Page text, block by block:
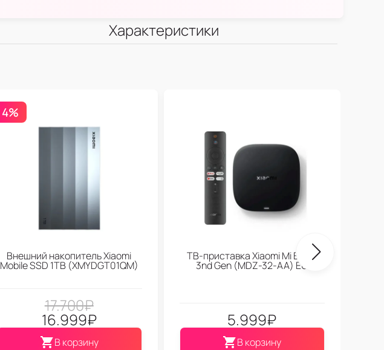
Характеристики
4%
Внешний накопитель Xiaomi
Mobile SSD 1TB (XMYDGT01QM)
17.700₽
16.999₽
В корзину
ТВ-приставка Xiaomi Mi Box S
3nd Gen (МDZ-32-АА) EU
5.999₽
В корзину